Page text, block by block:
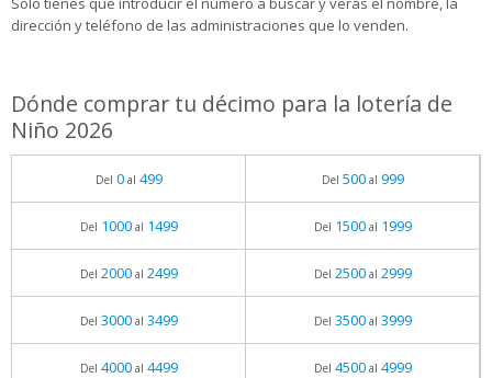
dirección y teléfono de las administraciones que lo venden.
Dónde comprar tu décimo para la lotería de
Niño 2026
Del 0al 499 Del 500al 999
Del 1000al 1499 Del 1500al 1999
Del 2000al 2499 Del 2500al 2999
Del 3000al 3499 Del 3500al 3999
Del 4000al 4499 Del 4500al 4999